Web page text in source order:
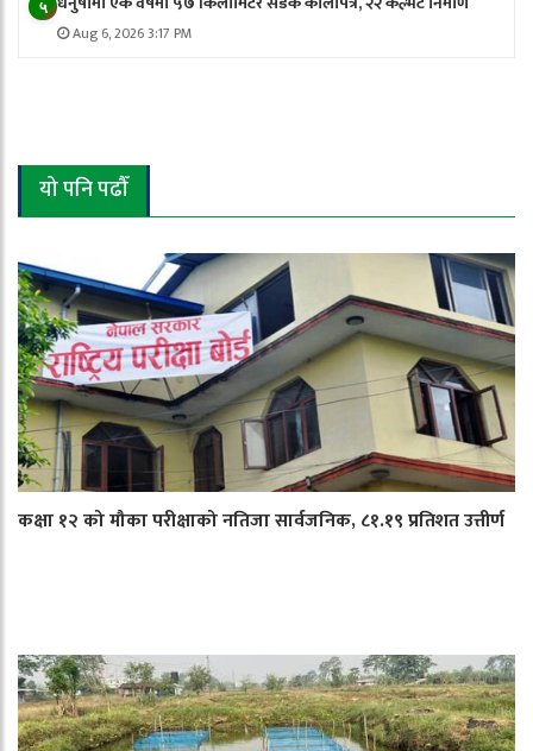
५
Aug 6, 2026 3:17 PM
यो पनि पढौँ
कक्षा १२ को मौका परीक्षाको नतिजा सार्वजनिक, ८१.१९ प्रतिशत उत्तीर्ण